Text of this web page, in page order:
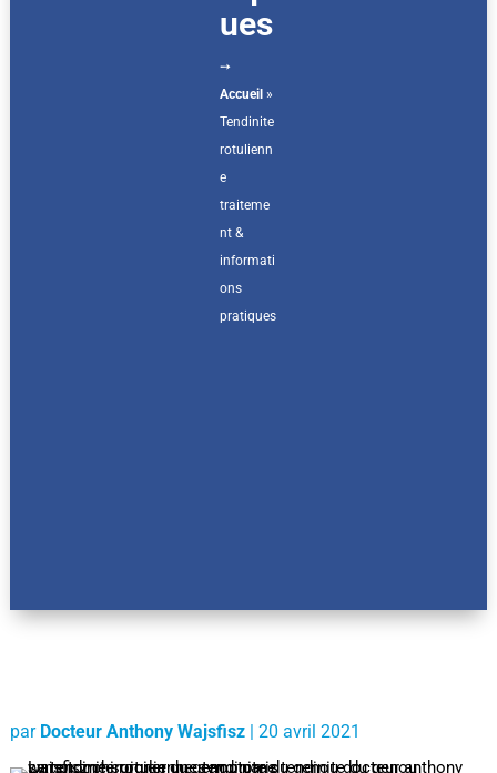
ues
➙
Accueil »
Tendinite
rotulienn
e
traiteme
nt &
informati
ons
pratiques
par Docteur Anthony Wajsfisz| 20 avril 2021